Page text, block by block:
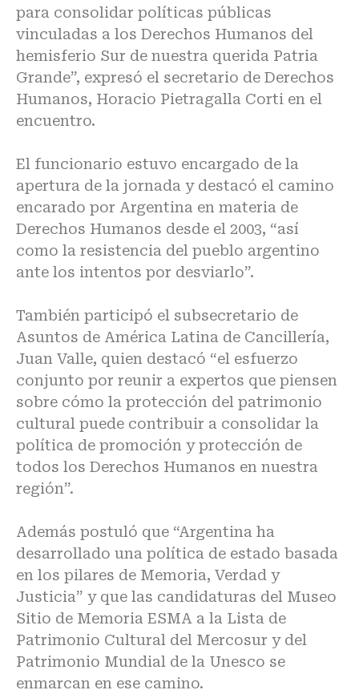
para consolidar políticas públicas
vinculadas a los Derechos Humanos del
hemisferio Sur de nuestra querida Patria
Grande”, expresó el secretario de Derechos
Humanos, Horacio Pietragalla Corti en el
encuentro.
El funcionario estuvo encargado de la
apertura de la jornada y destacó el camino
encarado por Argentina en materia de
Derechos Humanos desde el 2003, “así
como la resistencia del pueblo argentino
ante los intentos por desviarlo”.
También participó el subsecretario de
Asuntos de América Latina de Cancillería,
Juan Valle, quien destacó “el esfuerzo
conjunto por reunir a expertos que piensen
sobre cómo la protección del patrimonio
cultural puede contribuir a consolidar la
política de promoción y protección de
todos los Derechos Humanos en nuestra
región”.
Además postuló que “Argentina ha
desarrollado una política de estado basada
en los pilares de Memoria, Verdad y
Justicia” y que las candidaturas del Museo
Sitio de Memoria ESMA a la Lista de
Patrimonio Cultural del Mercosur y del
Patrimonio Mundial de la Unesco se
enmarcan en ese camino.